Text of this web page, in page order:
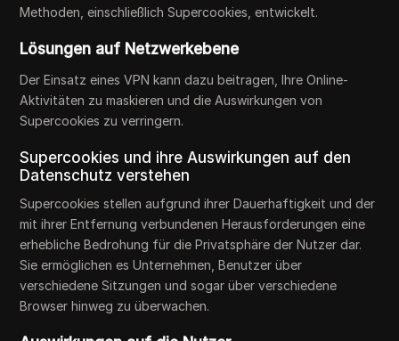
Methoden, einschließlich Supercookies, entwickelt.
Lösungen auf Netzwerkebene
Der Einsatz eines VPN kann dazu beitragen, Ihre Online-
Aktivitäten zu maskieren und die Auswirkungen von
Supercookies zu verringern.
Supercookies und ihre Auswirkungen auf den
Datenschutz verstehen
Supercookies stellen aufgrund ihrer Dauerhaftigkeit und der
mit ihrer Entfernung verbundenen Herausforderungen eine
erhebliche Bedrohung für die Privatsphäre der Nutzer dar.
Sie ermöglichen es Unternehmen, Benutzer über
verschiedene Sitzungen und sogar über verschiedene
Browser hinweg zu überwachen.